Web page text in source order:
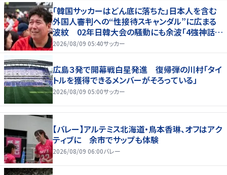
「韓国サッカーはどん底に落ちた」日本人を含む
外国人審判への“性接待スキャンダル”に広まる
波紋 02年日韓大会の騒動にも余波「4強神話も
疑われる」
2026/08/09 05:40サッカー
広島３発で開幕戦白星発進 復帰弾の川村「タイ
トルを獲得できるメンバーがそろっている」
2026/08/09 05:00サッカー
【バレー】アルテミス北海道・鳥本香琳、オフはアク
ティブに 余市でサップも体験
2026/08/09 06:00バレー